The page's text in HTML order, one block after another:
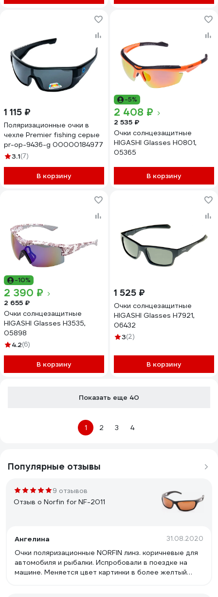
1 115 ₽
Поляризационные очки в
чехле Premier fishing серые
pr-op-9436-g 00000184977
3.1(7)
В корзину
-5%
2 408 ₽
2 535 ₽
Очки солнцезащитные
HIGASHI Glasses H0801,
05365
В корзину
-10%
2 390 ₽
2 655 ₽
Очки солнцезащитные
HIGASHI Glasses H3535,
05898
4.2(6)
В корзину
1 525 ₽
Очки солнцезащитные
HIGASHI Glasses H7921,
06432
3(2)
В корзину
Показать еще 40
1 2 3 4
Популярные отзывы
9 отзывов
Отзыв о Norfin for NF-2011
Ангелина 31.08.2020
Очки поляризационные NORFIN линз. коричневые для
автомобиля и рыбалки. Испробовали в поездке на
машине. Меняется цвет картинки в более желтый